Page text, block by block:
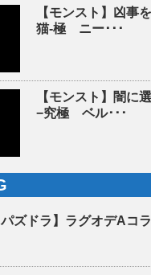
【モンスト】凶事
猫-極 ニー･･･
【モンスト】闇に
−究極 ベル･･･
パズドラ】ラグオデAコ